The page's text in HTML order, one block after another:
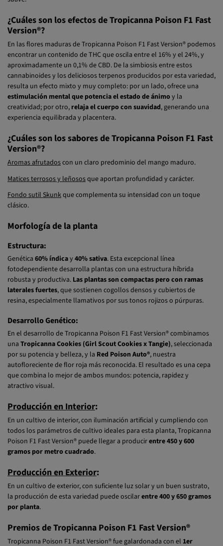
Version®?
En las flores maduras de Tropicanna Poison F1 Fast Version® podemos
encontrar un contenido de THC que oscila entre el 16% y el 24%, y
aproximadamente un 0,1% de CBD. De la simbiosis entre estos
cannabinoides y los deliciosos terpenos producidos por esta variedad,
resulta un efecto mixto y muy completo: por un lado, ofrece una
estimulación mental que potencia el estado de ánimoy la
creatividad; por otro,relaja el cuerpo con suavidad, generando una
experiencia equilibrada y placentera.
Version®?
Aromas afrutados
que aportan profundidad y carácter.
Fondo sutil Skunkque complementa su intensidad con un toque
clásico.
Genética60% índica
fotodependiente desarrolla plantas con una estructura híbrida
robusta y productiva.Las plantas son compactas pero con ramas
laterales fuertes, que sostienen cogollos densos y cubiertos de
resina, especialmente llamativos por sus tonos rojizos o púrpuras.
En el desarrollo de Tropicanna Poison F1 Fast Version® combinamos
unaTropicanna Cookies (Girl Scout Cookies x Tangie), seleccionada
por su potencia y belleza, y laRed Poison Auto®, nuestra
autofloreciente de flor roja más reconocida. El resultado es una cepa
que combina lo mejor de ambos mundos: potencia, rapidez y
atractivo visual.
En un cultivo de interior, con iluminación artificial y cumpliendo con
todos los parámetros de cultivo ideales para esta planta, Tropicanna
Poison F1 Fast Version® puede llegar a producirentre 450 y 600
gramos por metro cuadrado.
En un cultivo de exterior, con suficiente luz solar y un buen sustrato,
la producción de esta variedad puede oscilarentre 400 y 650 gramos
por planta.
Tropicanna Poison F1 Fast Version® fue galardonada con el1er
premio en la categoría Exterioren laII Copa Seshat de Medellín